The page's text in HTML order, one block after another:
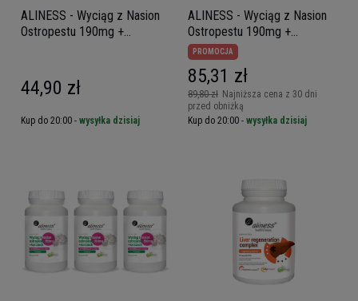
ALINESS - Wyciąg z Nasion
Ostropestu 190mg +
44,90 zł
Kup do 20:00 - wysyłka dzisiaj
ALINESS - Wyciąg z Nasion
Ostropestu 190mg +
Karczoch - 2x 100caps.
PROMOCJA
89,80 zł Najniższa cena z 30 dni
przed obniżką
85,31 zł
Kup do 20:00 - wysyłka dzisiaj